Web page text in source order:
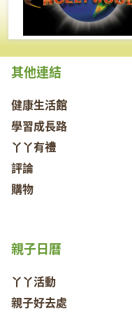
其他連結
健康生活館
學習成長路
丫丫有禮
評論
購物
親子日曆
丫丫活動
親子好去處